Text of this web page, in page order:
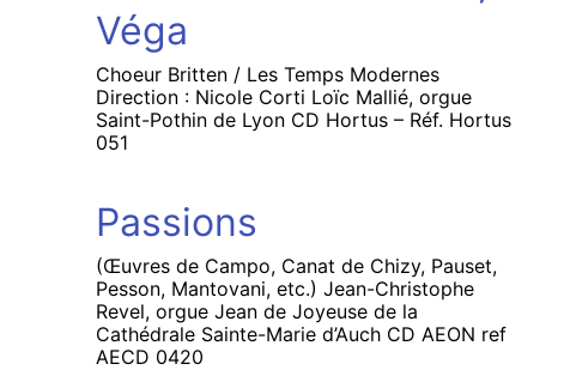
Véga
Choeur Britten / Les Temps Modernes
Direction : Nicole Corti Loïc Mallié, orgue
Saint-Pothin de Lyon CD Hortus – Réf. Hortus
051
Passions
(Œuvres de Campo, Canat de Chizy, Pauset,
Pesson, Mantovani, etc.) Jean-Christophe
Revel, orgue Jean de Joyeuse de la
Cathédrale Sainte-Marie d’Auch CD AEON ref
AECD 0420